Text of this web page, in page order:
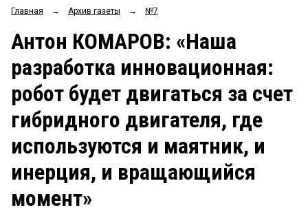
ОБЩЕСТВО
ЗАКОН
НОВОСТИ КОМПАНИЙ
ПРОИСШЕСТВИЯ
СТИЛЬ ЖИЗНИ
Рейтинги
Блоги
Архив
Главная → Архив газеты → №7
Антон КОМАРОВ: «Наша
разработка инновационная:
робот будет двигаться за счет
гибридного двигателя, где
используются и маятник, и
инерция, и вращающийся
момент»